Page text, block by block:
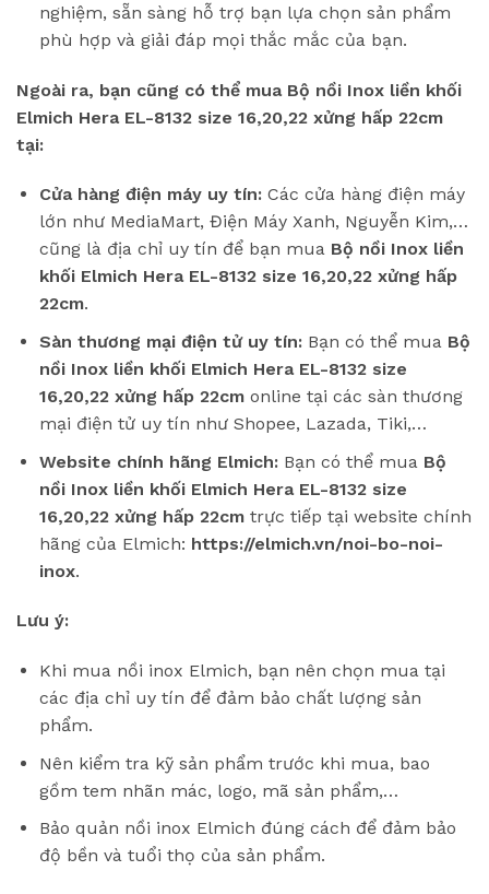
nghiệm, sẵn sàng hỗ trợ bạn lựa chọn sản phẩm
phù hợp và giải đáp mọi thắc mắc của bạn.
Ngoài ra, bạn cũng có thể mua Bộ nồi Inox liền khối
Elmich Hera EL-8132 size 16,20,22 xửng hấp 22cm
tại:
Cửa hàng điện máy uy tín:Các cửa hàng điện máy
lớn như MediaMart, Điện Máy Xanh, Nguyễn Kim,…
cũng là địa chỉ uy tín để bạn mua Bộ nồi Inox liền
khối Elmich Hera EL-8132 size 16,20,22 xửng hấp
22cm.
Sàn thương mại điện tử uy tín:Bạn có thể mua Bộ
nồi Inox liền khối Elmich Hera EL-8132 size
16,20,22 xửng hấp 22cmonline tại các sàn thương
mại điện tử uy tín như Shopee, Lazada, Tiki,…
Website chính hãng Elmich:Bạn có thể mua Bộ
nồi Inox liền khối Elmich Hera EL-8132 size
16,20,22 xửng hấp 22cmtrực tiếp tại website chính
hãng của Elmich: https://elmich.vn/noi-bo-noi-
inox.
Lưu ý:
Khi mua nồi inox Elmich, bạn nên chọn mua tại
các địa chỉ uy tín để đảm bảo chất lượng sản
phẩm.
Nên kiểm tra kỹ sản phẩm trước khi mua, bao
gồm tem nhãn mác, logo, mã sản phẩm,…
Bảo quản nồi inox Elmich đúng cách để đảm bảo
độ bền và tuổi thọ của sản phẩm.